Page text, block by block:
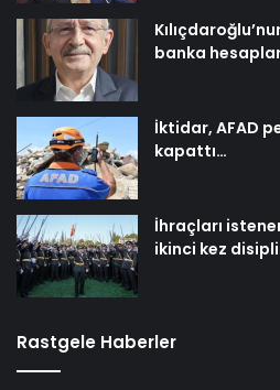
banka
İktidar, AFAD
kapattı…
İhraçları
ikinci kez
Rastgele Haberler